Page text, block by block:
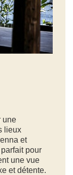
une
lieux
et
pour
une vue
et détente.